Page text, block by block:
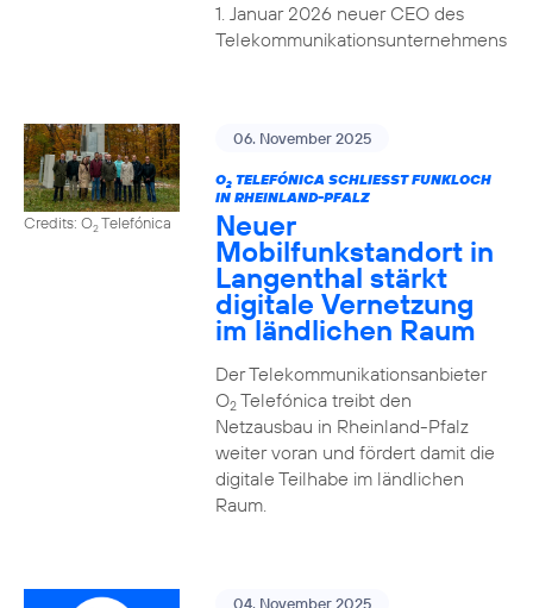
1. Januar 2026 neuer CEO des
Telekommunikationsunternehmens
Credits: O2Telefónica
06. November 2025
O2TELEFÓNICA SCHLIESST FUNKLOCH I
N RHEINLAND-PFALZ
Neuer
Mobilfunkstandort in
Langenthal stärkt
digitale Vernetzung
im ländlichen Raum
Der Telekommunikationsanbieter
O2Telefónica treibt den
Netzausbau in Rheinland-Pfalz
weiter voran und fördert damit die
digitale Teilhabe im ländlichen
Raum.
04. November 2025